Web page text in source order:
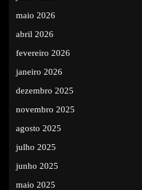
maio 2026
abril 2026
fevereiro 2026
janeiro 2026
dezembro 2025
novembro 2025
agosto 2025
julho 2025
junho 2025
maio 2025